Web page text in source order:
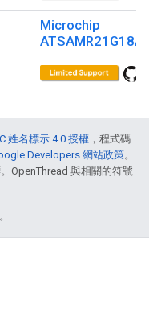
Microchip
ATSAMR21G18A
姓名標示 4.0 授權 ，程式碼
Developers 網站政策。
OpenThread 與相關的符號